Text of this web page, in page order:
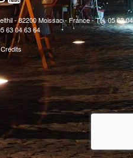
- 82200 Moissac - France - Tél. 05 63 04
63 04 63 64
Crédits